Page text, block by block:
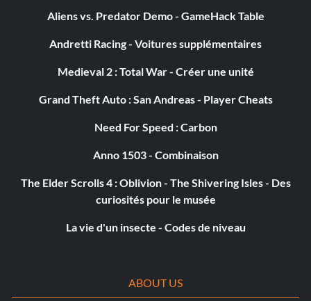
Aliens vs. Predator Demo - GameHack Table
Andretti Racing - Voitures supplémentaires
Medieval 2 : Total War - Créer une unité
Grand Theft Auto : San Andreas - Player Cheats
Need For Speed : Carbon
Anno 1503 - Combinaison
The Elder Scrolls 4 : Oblivion - The Shivering Isles - Des
curiosités pour le musée
La vie d'un insecte - Codes de niveau
ABOUT US